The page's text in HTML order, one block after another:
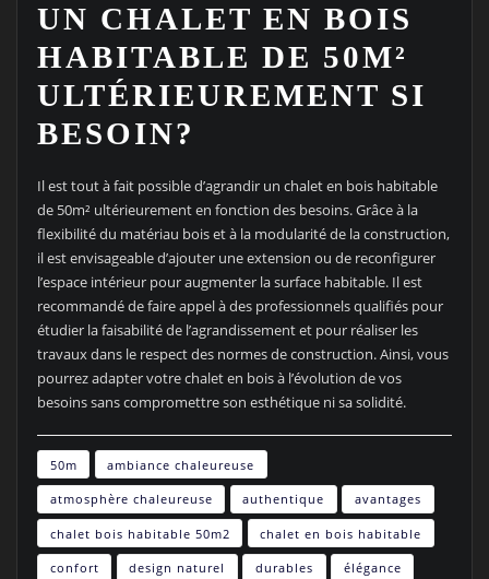
UN CHALET EN BOIS
HABITABLE DE 50M²
ULTÉRIEUREMENT SI
BESOIN?
Il est tout à fait possible d’agrandir un chalet en bois habitable
de 50m² ultérieurement en fonction des besoins. Grâce à la
flexibilité du matériau bois et à la modularité de la construction,
il est envisageable d’ajouter une extension ou de reconfigurer
l’espace intérieur pour augmenter la surface habitable. Il est
recommandé de faire appel à des professionnels qualifiés pour
étudier la faisabilité de l’agrandissement et pour réaliser les
travaux dans le respect des normes de construction. Ainsi, vous
pourrez adapter votre chalet en bois à l’évolution de vos
besoins sans compromettre son esthétique ni sa solidité.
50m ambiance chaleureuse
atmosphère chaleureuse authentique avantages
chalet bois habitable 50m2 chalet en bois habitable
confort design naturel durables élégance